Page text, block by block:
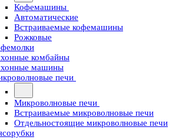
Кофемашины
Автоматические
Встраиваемые кофемашины
Рожковые
комбайны
машины
печи
Микроволновые печи
Встраиваемые микроволновые печи
Отдельностоящие микроволновые печи